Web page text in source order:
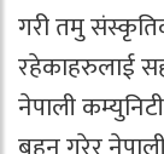
गरी तमु
रहेकाहरुलाई
नेपाली